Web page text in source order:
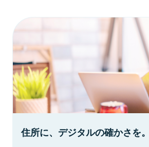
住所に、デジタルの確かさを。